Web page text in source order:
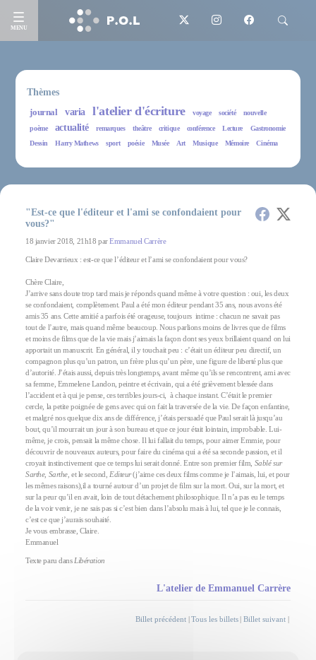
MENU
Thèmes
journal
varia l'atelier d'écriture voyage société
nouvelle
poème
actualité remarques theâtre critique conférence Lecture
Gastronomie
Dessin
Harry Mathews sport poésie Musée Art Musique Mémoire Cinéma
"Est-ce que l'éditeur et l'ami se confondaient pour
vous?"
18 janvier 2018, 21h18 parEmmanuel Carrère
Claire Devarrieux : est-ce que l’éditeur et l’ami se confondaient pour vous?
Chère Claire,
J’arrive sans doute trop tard mais je réponds quand même à votre question : oui, les deux
se confondaient, complètement. Paul a été mon éditeur pendant 35 ans, nous avons été
amis 35 ans. Cette amitié a parfois été orageuse, toujours intime : chacun ne savait pas
tout de l’autre, mais quand même beaucoup. Nous parlions moins de livres que de films
et moins de films que de la vie mais j’aimais la façon dont ses yeux brillaient quand on lui
apportait un manuscrit. En général, il y touchait peu : c’était un éditeur peu directif, un
compagnon plus qu’un patron, un frère plus qu’un père, une figure de liberté plus que
d’autorité. J’étais aussi, depuis très longtemps, avant même qu’ils se rencontrent, ami avec
sa femme, Emmelene Landon, peintre et écrivain, qui a été grièvement blessée dans
l’accident et à qui je pense, ces terribles jours-ci, à chaque instant. C’était le premier
cercle, la petite poignée de gens avec qui on fait la traversée de la vie. De façon enfantine,
et malgré nos quelque dix ans de différence, j’étais persuadé que Paul serait là jusqu’au
bout, qu’il mourrait un jour à son bureau et que ce jour était lointain, improbable. Lui-
même, je crois, pensait la même chose. Il lui fallait du temps, pour aimer Emmie, pour
découvrir de nouveaux auteurs, pour faire du cinéma qui a été sa seconde passion, et il
croyait instinctivement que ce temps lui serait donné. Entre son premier film, Sablé sur
Sarthe, Sarthe, et le second, Editeur(j’aime ces deux films comme je l’aimais, lui, et pour
les mêmes raisons),il a tourné autour d’un projet de film sur la mort. Oui, sur la mort, et
sur la peur qu’il en avait, loin de tout détachement philosophique. Il n’a pas eu le temps
de la voir venir, je ne sais pas si c’est bien dans l’absolu mais à lui, tel que je le connais,
c’est ce que j’aurais souhaité.
Je vous embrasse, Claire.
Emmanuel
Texte paru dans Libération
L'atelier de Emmanuel Carrère
Billet précédent |Tous les billets | Billet suivant |